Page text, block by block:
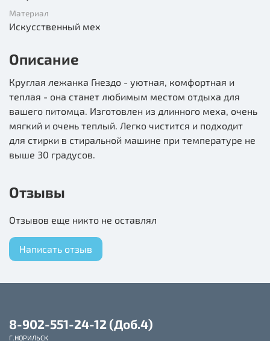
Материал
Искусственный мех
Описание
Круглая лежанка Гнездо - уютная, комфортная и
теплая - она станет любимым местом отдыха для
вашего питомца. Изготовлен из длинного меха, очень
мягкий и очень теплый. Легко чистится и подходит
для стирки в стиральной машине при температуре не
выше 30 градусов.
Отзывы
Отзывов еще никто не оставлял
Написать отзыв
8-902-551-24-12 (Доб.4)
Г.НОРИЛЬСК